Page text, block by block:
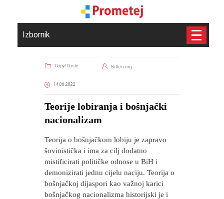
Izbornik
Copy/Paste Bilten.org
14.06.2022
Teorije lobiranja i bošnjački
nacionalizam
Teorija o bošnjačkom lobiju je zapravo
šovinistička i ima za cilj dodatno
mistificirati političke odnose u BiH i
demonizirati jednu cijelu naciju. Teorija o
bošnjačkoj dijaspori kao važnoj karici
bošnjačkog nacionalizma historijski je i